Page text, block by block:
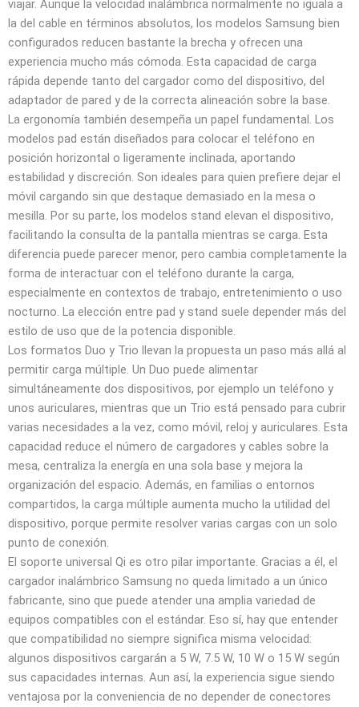
viajar. Aunque la velocidad inalámbrica normalmente no iguala a
la del cable en términos absolutos, los modelos Samsung bien
configurados reducen bastante la brecha y ofrecen una
experiencia mucho más cómoda. Esta capacidad de carga
rápida depende tanto del cargador como del dispositivo, del
adaptador de pared y de la correcta alineación sobre la base.
La ergonomía también desempeña un papel fundamental. Los
modelos pad están diseñados para colocar el teléfono en
posición horizontal o ligeramente inclinada, aportando
estabilidad y discreción. Son ideales para quien prefiere dejar el
móvil cargando sin que destaque demasiado en la mesa o
mesilla. Por su parte, los modelos stand elevan el dispositivo,
facilitando la consulta de la pantalla mientras se carga. Esta
diferencia puede parecer menor, pero cambia completamente la
forma de interactuar con el teléfono durante la carga,
especialmente en contextos de trabajo, entretenimiento o uso
nocturno. La elección entre pad y stand suele depender más del
estilo de uso que de la potencia disponible.
Los formatos Duo y Trio llevan la propuesta un paso más allá al
permitir carga múltiple. Un Duo puede alimentar
simultáneamente dos dispositivos, por ejemplo un teléfono y
unos auriculares, mientras que un Trio está pensado para cubrir
varias necesidades a la vez, como móvil, reloj y auriculares. Esta
capacidad reduce el número de cargadores y cables sobre la
mesa, centraliza la energía en una sola base y mejora la
organización del espacio. Además, en familias o entornos
compartidos, la carga múltiple aumenta mucho la utilidad del
dispositivo, porque permite resolver varias cargas con un solo
punto de conexión.
El soporte universal Qi es otro pilar importante. Gracias a él, el
cargador inalámbrico Samsung no queda limitado a un único
fabricante, sino que puede atender una amplia variedad de
equipos compatibles con el estándar. Eso sí, hay que entender
que compatibilidad no siempre significa misma velocidad:
algunos dispositivos cargarán a 5 W, 7.5 W, 10 W o 15 W según
sus capacidades internas. Aun así, la experiencia sigue siendo
ventajosa por la conveniencia de no depender de conectores